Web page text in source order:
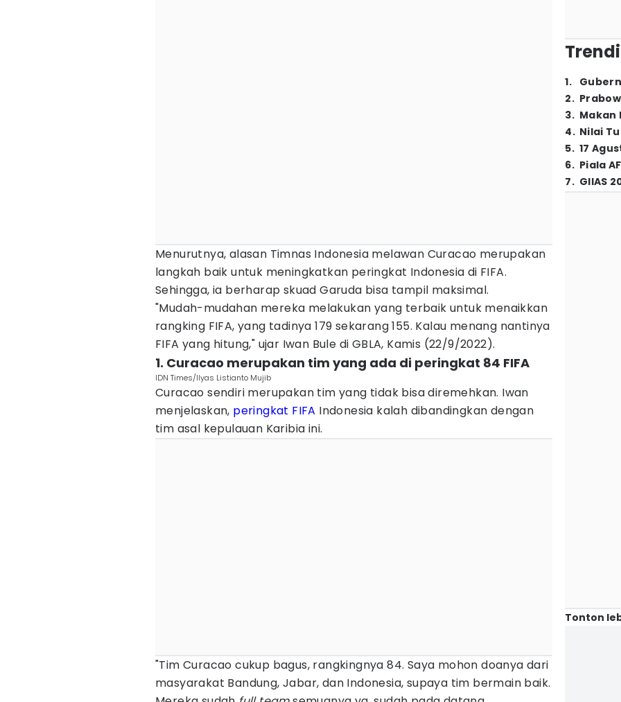
Menurutnya, alasan Timnas Indonesia melawan Curacao merupakan
langkah baik untuk meningkatkan peringkat Indonesia di FIFA.
Sehingga, ia berharap skuad Garuda bisa tampil maksimal.
"Mudah-mudahan mereka melakukan yang terbaik untuk menaikkan
rangking FIFA, yang tadinya 179 sekarang 155. Kalau menang nantinya
FIFA yang hitung," ujar Iwan Bule di GBLA, Kamis (22/9/2022).
1. Curacao merupakan tim yang ada di peringkat 84 FIFA
IDN Times/Ilyas Listianto Mujib
Curacao sendiri merupakan tim yang tidak bisa diremehkan. Iwan
menjelaskan, peringkat FIFA Indonesia kalah dibandingkan dengan
tim asal kepulauan Karibia ini.
"Tim Curacao cukup bagus, rangkingnya 84. Saya mohon doanya dari
masyarakat Bandung, Jabar, dan Indonesia, supaya tim bermain baik.
1.
2.
3. Makan
4. Nilai
5. 17
6. Piala
7. GIIAS
Tonton